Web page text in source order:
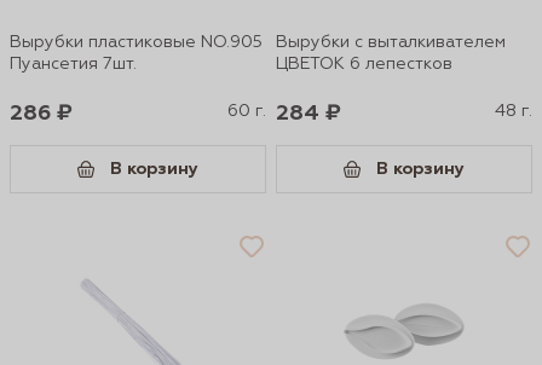
Вырубки пластиковые NO.905
Пуансетия 7шт.
286 ₽ 60 г.
В корзину
Вырубки с выталкивателем
ЦВЕТОК 6 лепестков
284 ₽ 48 г.
В корзину